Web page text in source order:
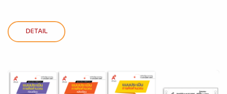
DETAIL